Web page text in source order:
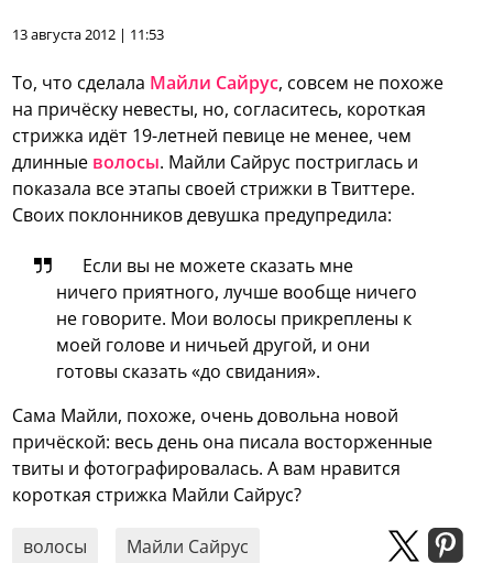
13 августа 2012 | 11:53
То, что сделала Майли Сайрус, совсем не похоже
на причёску невесты, но, согласитесь, короткая
стрижка идёт 19-летней певице не менее, чем
длинные волосы. Майли Сайрус постриглась и
показала все этапы своей стрижки в Твиттере.
Своих поклонников девушка предупредила:
Если вы не можете сказать мне
ничего приятного, лучше вообще ничего
не говорите. Мои волосы прикреплены к
моей голове и ничьей другой, и они
готовы сказать «до свидания».
Сама Майли, похоже, очень довольна новой
причёской: весь день она писала восторженные
твиты и фотографировалась. А вам нравится
короткая стрижка Майли Сайрус?
волосы Майли Сайрус